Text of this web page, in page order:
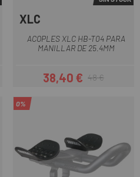
XLC
ACOPLES XLC HB-T04 PARA
MANILLAR DE 25.4MM
Precio
38,40 €Precio regular
48 €
0%